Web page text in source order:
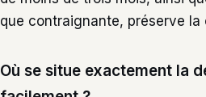
que contraignante, préserve la
Où se situe exactement la